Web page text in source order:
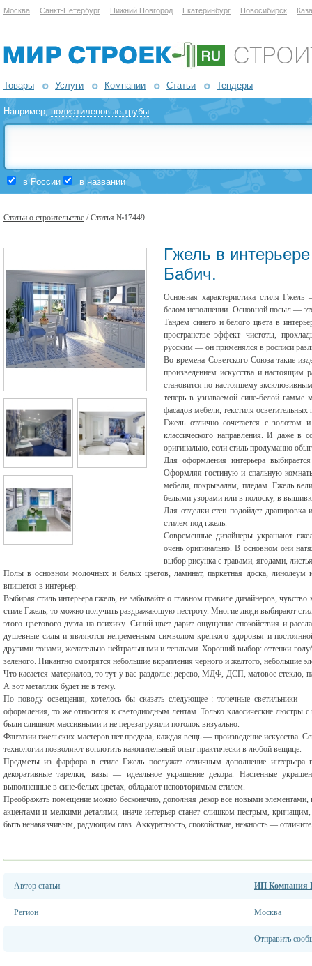
Москва Санкт-Петербург Нижний Новгород Екатеринбург Новосибирск
Товары Услуги Компании Статьи Тендеры
Например,полиэтиленовые трубы
в России в названии
Статьи о строительстве / Статья №17449
Гжель в
Бабич.
Основная характеристика стиля
белом исполнении. Основной посыл — это
Тандем синего и белого цвета в
пространстве эффект чистоты,
русским — он применялся в росписи
Во времена Советского Союза такие
произведением искусства и настоящим
становится по-настоящему
теперь в узнаваемой сине-белой гамме
фасадов мебели, текстиля осветительных
Гжель отлично сочетается с золотом
классического направления. И даже в
оригинально, если стиль продуманно
Для оформления интерьера
Оформляя гостиную и спальную
мебели, покрывалам, пледам. Гжель
белыми узорами или в полоску, в
Для отделки стен подойдет
стилем под гжель.
Современные дизайнеры украшают
очень оригинально. В основном они
выбор рисунка с травами, ягодами,
Полы в основном молочных и белых цветов, ламинат, паркетная доска, линолеум
впишется в интерьер.
Выбирая стиль интерьера гжель, не забывайте о главном правиле дизайнеров,
стиле Гжель, то можно получить раздражающую пестроту. Многие люди выбирают
этого цветового дуэта на психику. Синий цвет дарит ощущение спокойствия и
душевные силы и являются непременным символом крепкого здоровья и
другими тонами, желательно нейтральными и теплыми. Хороший выбор: оттенки
зеленого. Пикантно смотрятся небольшие вкрапления черного и желтого, небольшие
Что касается материалов, то тут у вас раздолье: дерево, МДФ, ДСП, матовое стекло,
А вот металлик будет не в тему.
По поводу освещения, хотелось бы сказать следующее : точечные светильники
оформления, то же относится к светодиодным лентам. Только классические
были слишком массивными и не перезагрузили потолок визуально.
Фантазии гжельских мастеров нет предела, каждая вещь — произведение искусства.
технологии позволяют воплотить накопительный опыт практически в любой вещице.
Предметы из фарфора в стиле Гжель послужат отличным дополнение интерьера
декоративные тарелки, вазы — идеальное украшение декора. Настенные
выполненные в сине-белых цветах, обладают неповторимым стилем.
Преображать помещение можно бесконечно, дополняя декор все новыми
акцентами и мелкими деталями, иначе интерьер станет слишком пестрым,
быть ненавязчивым, радующим глаз. Аккуратность, спокойствие, нежность —
Автор статьи ИП Компания
Регион Москва
Отправить